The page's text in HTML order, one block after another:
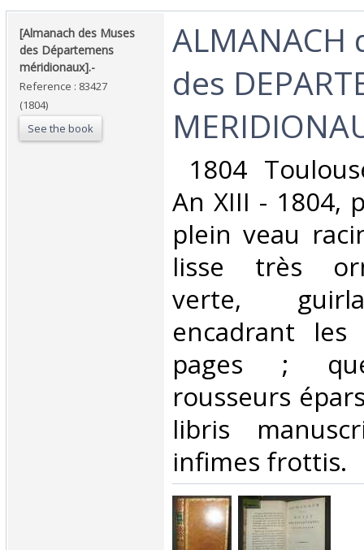
‎[Almanach des Muses
des Départemens
méridionaux].-‎
Reference : 83427
(1804)
See the book
‎ALMANACH
des
1804
An XIII - 1804,
plein veau
lisse très
verte,
encadrant les
pages ;
rousseurs
libris
infimes frottis. ‎